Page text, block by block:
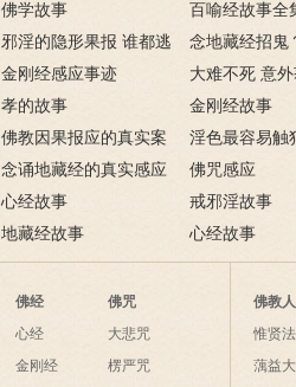
－淫人妻者，妻淫人
佛学故事
百喻经故事全
邪淫的隐形果报 谁都逃
不掉
念地藏经招鬼
地藏经的请进
金刚经感应事迹
大难不死 意
致富的特异功
孝的故事
金刚经故事
佛教因果报应的真实案
例
淫色最容易触
淫欲心难清静
念诵地藏经的真实感应
六则
佛咒感应
心经故事
戒邪淫故事
地藏经故事 心经故事
佛经
心经
金刚经
佛咒
大悲咒
楞严咒
佛教
惟贤
蕅益